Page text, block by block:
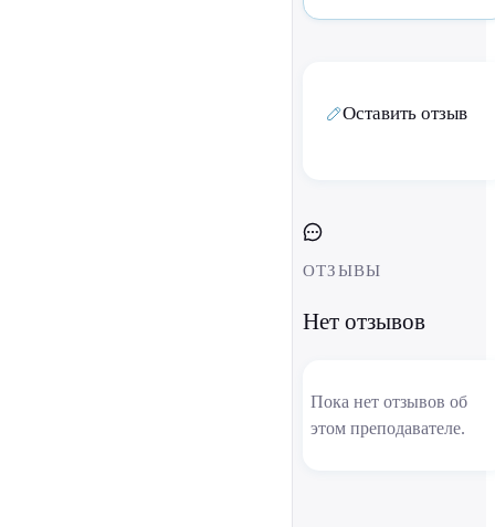
Оставить отзыв
ОТЗЫВЫ
Нет отзывов
Пока нет отзывов об
этом преподавателе.